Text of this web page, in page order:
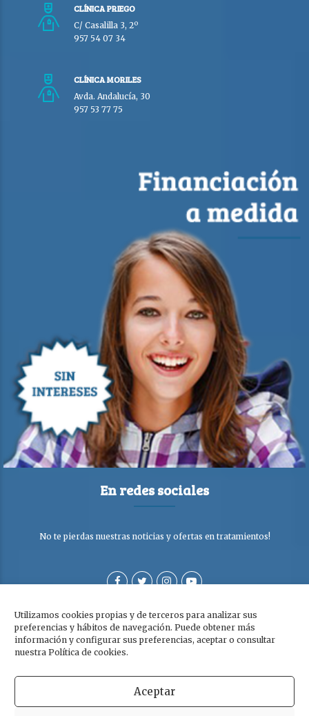
Utilizamos cookies propias y de terceros para analizar sus
preferencias y hábitos de navegación. Puede obtener más
información y configurar sus preferencias, aceptar o consultar
nuestra Política de cookies.
Aceptar
CLÍNICA PRIEGO
C/ Casalilla 3, 2º
957 54 07 34
CLÍNICA MORILES
Avda. Andalucía, 30
957 53 77 75
En redes sociales
No te pierdas nuestras noticias y ofertas en tratamientos!